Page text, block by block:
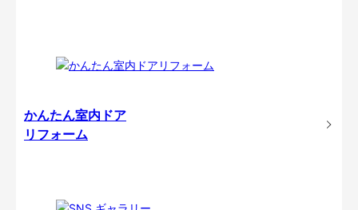
かんたん室内ドア
リフォーム